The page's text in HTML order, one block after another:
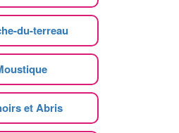
du-terreau
et Abris